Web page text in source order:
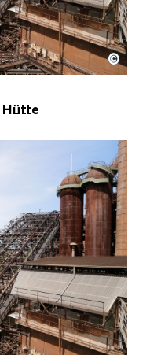
Hütte mit
Hütte | Karl
©
Hütte